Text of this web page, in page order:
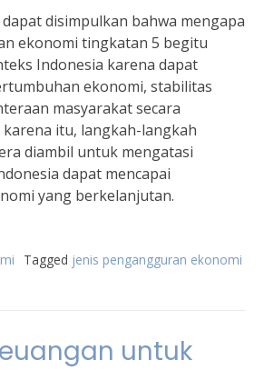
disimpulkan bahwa mengapa
ekonomi tingkatan 5 begitu
Indonesia karena dapat
ekonomi, stabilitas
masyarakat secara
itu, langkah-langkah
diambil untuk mengatasi
dapat mencapai
yang berkelanjutan.
Tagged jenis pengangguran ekonomi
untuk